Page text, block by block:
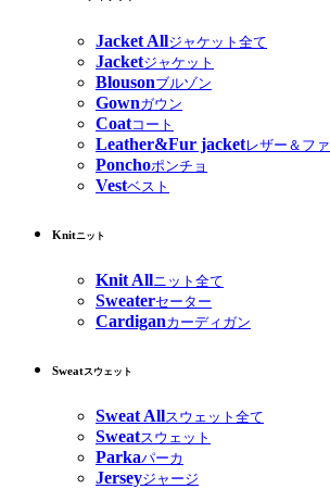
Jacket Allジャケット全て
Jacketジャケット
Blousonブルゾン
Gownガウン
Coatコート
Leather&Fur jacketレザー＆フ
Ponchoポンチョ
Vestベスト
Knitニット
Knit Allニット全て
Sweaterセーター
Cardiganカーディガン
Sweatスウェット
Sweat Allスウェット全て
Sweatスウェット
Parkaパーカ
Jerseyジャージ